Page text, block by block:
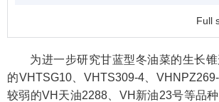
Full
为进一步研究甘蓝型冬油菜的生长
的VHTSG10、VHTS309-4、
较弱的VH天油2288、VH新油23号等品